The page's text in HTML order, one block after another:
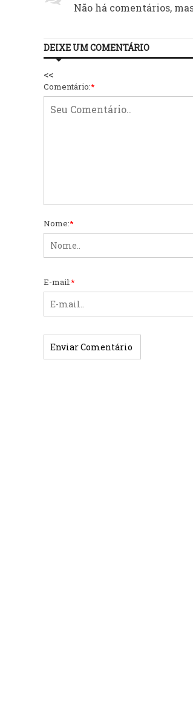
Não há comentários,
DEIXE UM COMENTÁRIO
<<
Comentário:*
Nome:*
E-mail:*